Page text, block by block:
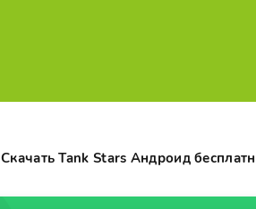
Скачать Tank Stars Андроид